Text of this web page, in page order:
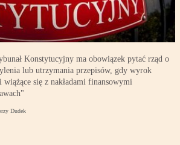
Konstytucyjny ma obowiązek pytać rząd o
lub utrzymania przepisów, gdy wyrok
wiążące się z nakładami finansowymi
Dudek